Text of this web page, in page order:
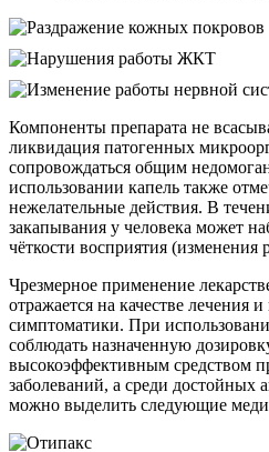
Компоненты препарата не
ликвидация патогенных
сопровождаться общим
использовании капель также
нежелательные действия. В
закапывания у человека может
чёткости восприятия (изменения
Чрезмерное применение
отражается на качестве лечения
симптоматики. При
соблюдать назначенную
высокоэффективным средством
заболеваний, а среди достойных
можно выделить следующие